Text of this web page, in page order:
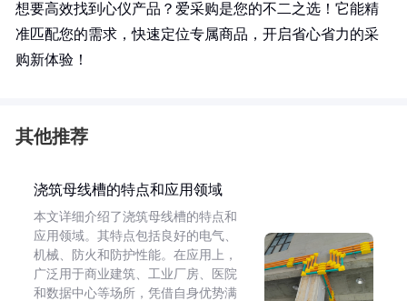
想要高效找到心仪产品？爱采购是您的不二之选！它能精
准匹配您的需求，快速定位专属商品，开启省心省力的采
购新体验！
其他推荐
浇筑母线槽的特点和应用领域
本文详细介绍了浇筑母线槽的特点和
应用领域。其特点包括良好的电气、
机械、防火和防护性能。在应用上，
广泛用于商业建筑、工业厂房、医院
和数据中心等场所，凭借自身优势满